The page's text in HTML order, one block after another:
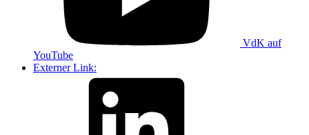
VdK auf
YouTube
Externer Link: